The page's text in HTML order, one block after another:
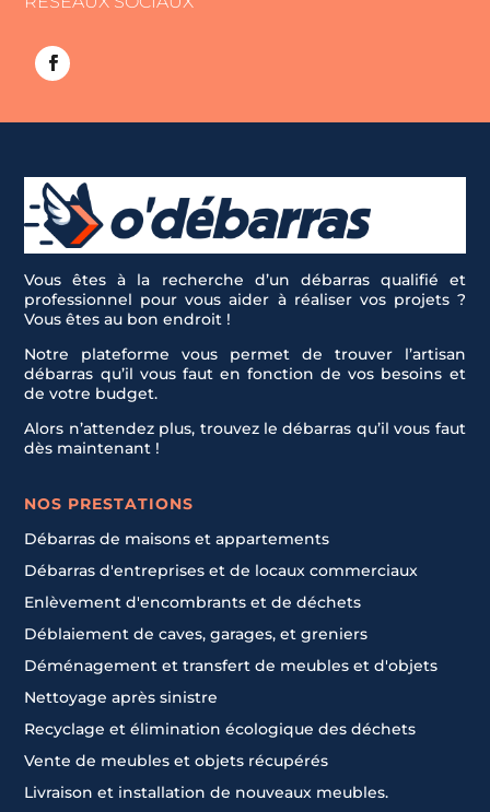
Vous êtes à la recherche d’un débarras qualifié et
professionnel pour vous aider à réaliser vos projets ?
Vous êtes au bon endroit !
Notre plateforme vous permet de trouver l’artisan
débarras qu’il vous faut en fonction de vos besoins et
de votre budget.
Alors n’attendez plus, trouvez le débarras qu’il vous faut
dès maintenant !
NOS PRESTATIONS
Débarras de maisons et appartements
Débarras d'entreprises et de locaux commerciaux
Enlèvement d'encombrants et de déchets
Déblaiement de caves, garages, et greniers
Déménagement et transfert de meubles et d'objets
Nettoyage après sinistre
Recyclage et élimination écologique des déchets
Vente de meubles et objets récupérés
Livraison et installation de nouveaux meubles.